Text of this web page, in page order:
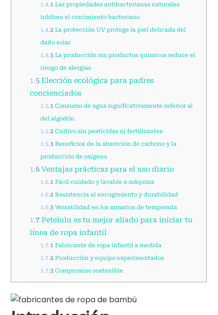
1.4.1 Las propiedades antibacterianas naturales
inhiben el crecimiento bacteriano
1.4.2 La protección UV protege la piel delicada del
daño solar
1.4.3 La producción sin productos químicos reduce el
riesgo de alergias
1.5Elección ecológica para padres
concienciados
1.5.1 Consumo de agua significativamente inferior al
del algodón
1.5.2 Cultivo sin pesticidas ni fertilizantes
1.5.3 Beneficios de la absorción de carbono y la
producción de oxígeno
1.6Ventajas prácticas para el uso diario
1.6.1 Fácil cuidado y lavable a máquina
1.6.2 Resistencia al encogimiento y durabilidad
1.6.3 Versatilidad en los armarios de temporada
1.7Petelulu es tu mejor aliado para iniciar tu
línea de ropa infantil
1.7.1 Fabricante de ropa infantil a medida
1.7.2 Producción y equipo experimentados
1.7.3 Compromiso sostenible